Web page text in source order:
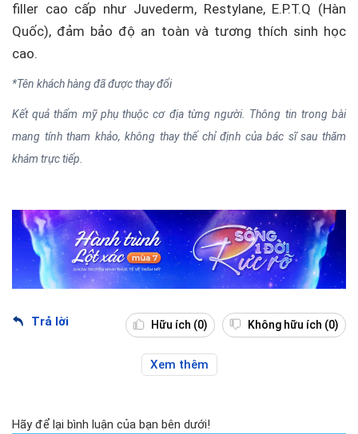
filler cao cấp như Juvederm, Restylane, E.P.T.Q (Hàn
Quốc), đảm bảo độ an toàn và tương thích sinh học
cao.
*Tên khách hàng đã được thay đổi
Kết quả thẩm mỹ phụ thuộc cơ địa từng người. Thông tin trong bài
mang tính tham khảo, không thay thế chỉ định của bác sĩ sau thăm
khám trực tiếp.
Trả lời Hữu ích (0) Không hữu ích (0)
Xem thêm
Hãy để lại bình luận của bạn bên dưới!